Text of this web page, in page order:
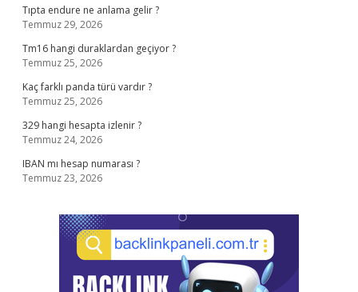
Tıpta endure ne anlama gelir ?
Temmuz 29, 2026
Tm16 hangi duraklardan geçiyor ?
Temmuz 25, 2026
Kaç farklı panda türü vardır ?
Temmuz 25, 2026
329 hangi hesapta izlenir ?
Temmuz 24, 2026
IBAN mı hesap numarası ?
Temmuz 23, 2026